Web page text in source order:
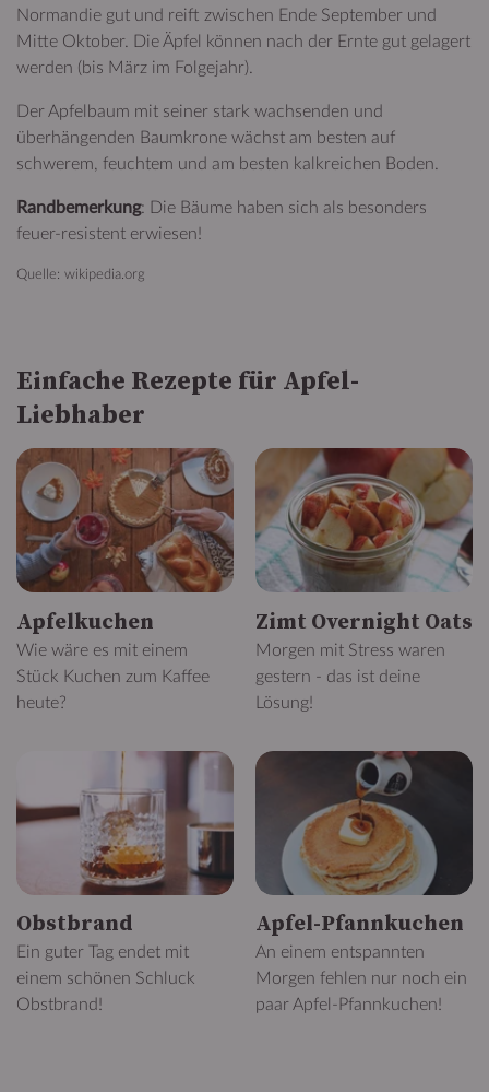
Normandie gut und reift zwischen Ende September und
Mitte Oktober. Die Äpfel können nach der Ernte gut gelagert
werden (bis März im Folgejahr).
Der Apfelbaum mit seiner stark wachsenden und
überhängenden Baumkrone wächst am besten auf
schwerem, feuchtem und am besten kalkreichen Boden.
Randbemerkung: Die Bäume haben sich als besonders
feuer-resistent erwiesen!
Quelle: wikipedia.org
Einfache Rezepte für Apfel-
Liebhaber
Apfelkuchen
Wie wäre es mit einem
Stück Kuchen zum Kaffee
heute?
Zimt Overnight Oats
Morgen mit Stress waren
gestern - das ist deine
Lösung!
Obstbrand
Ein guter Tag endet mit
einem schönen Schluck
Obstbrand!
Apfel-Pfannkuchen
An einem entspannten
Morgen fehlen nur noch ein
paar Apfel-Pfannkuchen!